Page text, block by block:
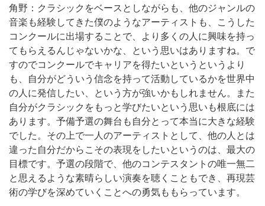
角野：クラシックをベースとしながらも、他のジャンルの
音楽も経験してきた僕のようなアーティストも、こうした
コンクールに出場することで、より多くの人に興味を持っ
てもらえるんじゃないかな、という思いはありますね。で
すのでコンクールでキャリアを得たいというというより
も、自分がどういう信念を持って活動しているかを世界中
の人に発信したい、という方が強いかもしれません。また
自分がクラシックをもっと学びたいという思いも根底には
あります。予備予選の舞台も自分とって本当に大きな経験
でした。その上で一人のアーティストとして、他の人とは
違った自分だからこその表現をしたいというのは、最大の
目標です。予選の段階で、他のコンテスタントの唯一無二
と思えるような素晴らしい演奏を聴くこともでき、再現芸
術の学びを深めていくことへの勇気ももらっています。